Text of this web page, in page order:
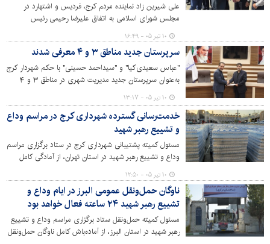
علی شیرین زاد نماینده مردم کرج، فردیس و اشتهارد در
مجلس شورای اسلامی به اتفاق علیرضا رحیمی رئیس
کمیسیون عمران و حمل و نقل شورای اسلامی شهر کرج و
افراسیاب شجاعی قائم مقام شهردار کرج، ضمن بازدید از
سازمان آتش‌نشانی و خدمات ایمنی، از زحمات و فداکاری‌های
نیروهای جان بر کف خدوم آتش نشانی در جنگ ۱۲ روزه و
رمضان تقدیر کرد.
۱۰ تیر ۰۵ - ۱۶:۴۹
سرپرستان جدید مناطق ۳ و ۴ معرفی شدند
"عباس سعیدی‌کیا" و "سیداحمد حسینی" با حکم شهردار کرج
به‌عنوان سرپرستان جدید مدیریت شهری در مناطق ۳ و ۴
معرفی شدند.
۱۰ تیر ۰۵ - ۱۳:۱۷
خدمت‌رسانی گسترده شهرداری کرج در مراسم وداع
و تشییع رهبر شهید
مسئول کمیته پشتیبانی شهرداری کرج در ستاد برگزاری مراسم
وداع و تشییع رهبر شهید در استان تهران، از آمادگی کامل
مدیریت شهری کرج برای خدمت‌رسانی به زائران و
شرکت‌کنندگان در این مراسم خبر داد.
۱۰ تیر ۰۵ - ۱۲:۵۰
ناوگان حمل‌ونقل عمومی البرز در ایام وداع و
تشییع رهبر شهید ۲۴ ساعته فعال خواهد بود
مسئول کمیته حمل‌ونقل ستاد برگزاری مراسم وداع و تشییع
رهبر شهید در استان البرز، از آماده‌باش کامل ناوگان حمل‌ونقل